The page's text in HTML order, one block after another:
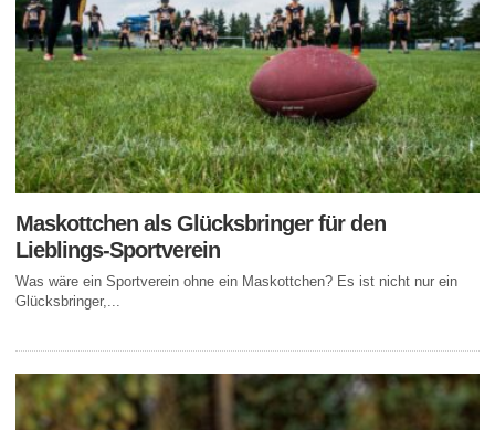
Maskottchen als Glücksbringer für den
Lieblings-Sportverein
Was wäre ein Sportverein ohne ein Maskottchen? Es ist nicht nur ein
Glücksbringer,...